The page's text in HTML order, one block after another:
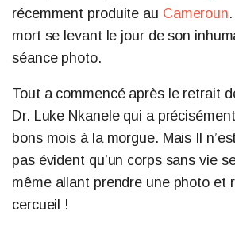
récemment produite au Cameroun
mort se levant le jour de son
séance photo.
Tout a commencé après le retrait
Dr. Luke Nkanele qui a
bons mois à la morgue. Mais Il
pas évident qu’un corps sans vie
même allant prendre une photo et
cercueil !